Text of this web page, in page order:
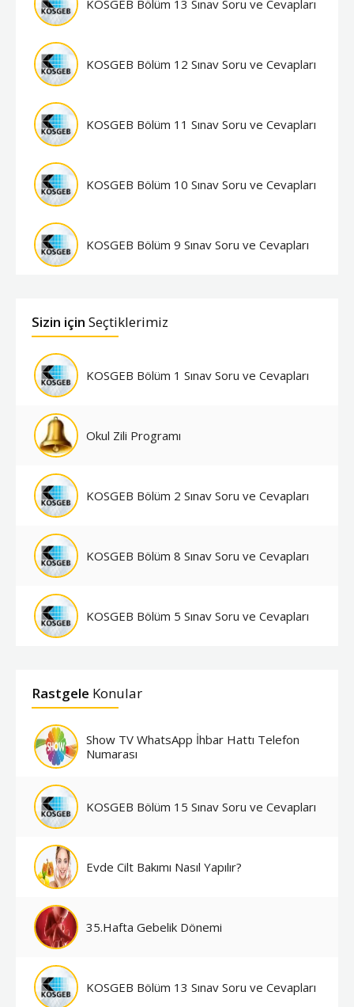
KOSGEB Bölüm 13 Sınav Soru ve Cevapları
KOSGEB Bölüm 12 Sınav Soru ve Cevapları
KOSGEB Bölüm 11 Sınav Soru ve Cevapları
KOSGEB Bölüm 10 Sınav Soru ve Cevapları
KOSGEB Bölüm 9 Sınav Soru ve Cevapları
Sizin için Seçtiklerimiz
KOSGEB Bölüm 1 Sınav Soru ve Cevapları
Okul Zili Programı
KOSGEB Bölüm 2 Sınav Soru ve Cevapları
KOSGEB Bölüm 8 Sınav Soru ve Cevapları
KOSGEB Bölüm 5 Sınav Soru ve Cevapları
Rastgele Konular
Show TV WhatsApp İhbar Hattı Telefon
Numarası
KOSGEB Bölüm 15 Sınav Soru ve Cevapları
Evde Cilt Bakımı Nasıl Yapılır?
35.Hafta Gebelik Dönemi
KOSGEB Bölüm 13 Sınav Soru ve Cevapları